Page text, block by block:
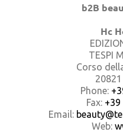
b2B
Hc
TESPI
Corso
Phone:
Fax: +39
Email:
Web: